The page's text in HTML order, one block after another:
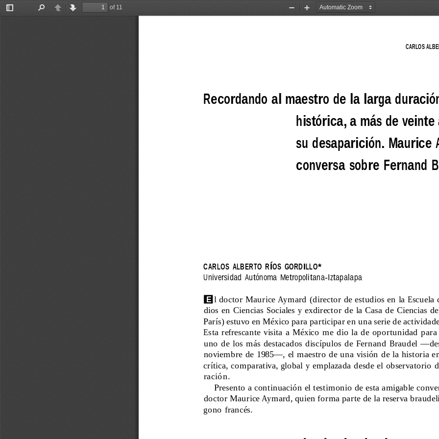
Toggle
PreviousNext
of 11
Zoom
Zoom
CARLOS
CARLOS  ALBERTO  RÍOS  GORDILLO*
Universidad  Autónoma  Metropolitana-Iztapalapa
l  doctor  Maurice  Aymard  (director  de  estudios  en  la  Escuela
dios  en  Ciencias  Sociales  y  exdirector  de  la  Casa  de  Ciencias
París) estuvo en México para participar en una serie de
Esta  refrescante  visita  a  México  me  dio  la  de  oportunidad  para
uno  de  los  más  destacados  discípulos  de  Fernand  Braudel
noviembre  de  1985—,  el  maestro  de  una  visión  de  la  historia
crítica,  comparativa,  global  y  emplazada  desde  el  observatorio
ración.
Presento a continuación el testimonio de esta amigable
doctor Maurice Aymard, quien forma parte de la reserva
gono  francés.
Recordando al maestro de la larga
histórica, a más de veinte
su desaparición. Maurice
conversa  sobre  Fernand
E